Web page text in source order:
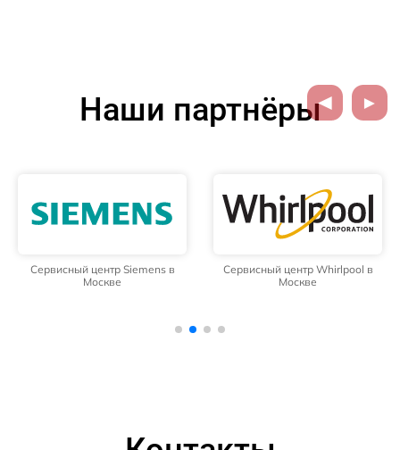
Наши партнёры
Сервисный центр Siemens в
Москве
Сервисный центр Whirlpool в
Москве